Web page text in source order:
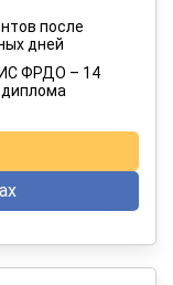
месяцев
после
дней
ФРДО – 14